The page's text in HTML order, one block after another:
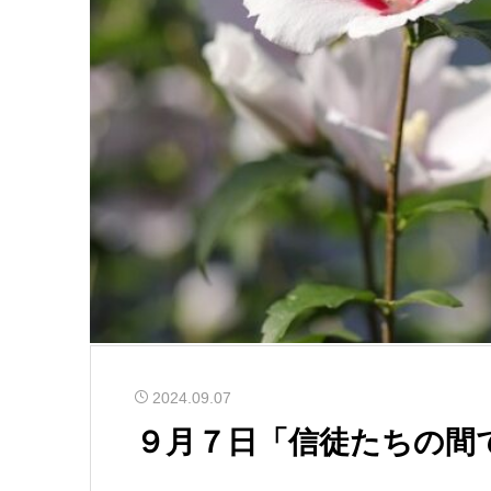
2024.09.07
９月７日「信徒たちの間